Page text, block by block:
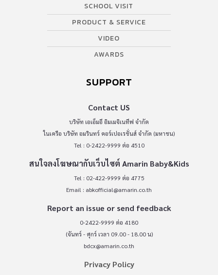
SCHOOL VISIT
PRODUCT & SERVICE
VIDEO
AWARDS
SUPPORT
Contact US
บริษัท เอเอ็มอี อิมเมจิเนทีฟ จำกัด
ในเครือ บริษัท อมรินทร์ คอร์เปอเรชั่นส์ จำกัด (มหาชน)
Tel : 0-2422-9999 ต่อ 4510
สนใจลงโฆษณากับเว็บไซต์ Amarin Baby&Kids
Tel : 02-422-9999 ต่อ 4775
Email : abkofficial@amarin.co.th
Report an issue or send feedback
0-2422-9999 ต่อ 4180
(จันทร์ - ศุกร์ เวลา 09.00 - 18.00 น)
bdcx@amarin.co.th
Privacy Policy